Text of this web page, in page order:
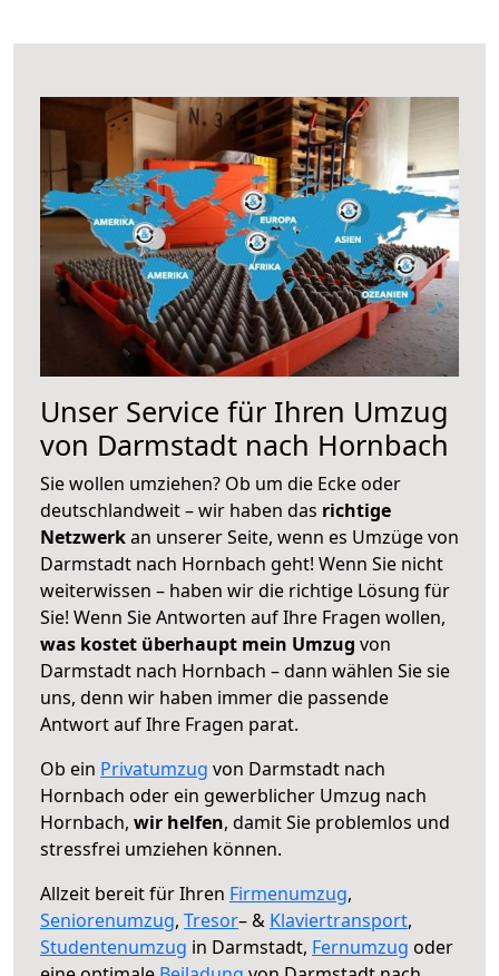
Unser Service für Ihren Umzug
von Darmstadt nach Hornbach
Sie wollen umziehen? Ob um die Ecke oder
deutschlandweit – wir haben das richtige
Netzwerkan unserer Seite, wenn es Umzüge von
Darmstadt nach Hornbach geht! Wenn Sie nicht
weiterwissen – haben wir die richtige Lösung für
Sie! Wenn Sie Antworten auf Ihre Fragen wollen,
was kostet überhaupt mein Umzug von
Darmstadt nach Hornbach – dann wählen Sie sie
uns, denn wir haben immer die passende
Antwort auf Ihre Fragen parat.
Ob ein Privatumzug von Darmstadt nach
Hornbach oder ein gewerblicher Umzug nach
Hornbach, wir helfen, damit Sie problemlos und
stressfrei umziehen können.
Allzeit bereit für Ihren Firmenumzug,
Seniorenumzug, Tresor– & Klaviertransport,
Studentenumzug in Darmstadt, Fernumzug oder